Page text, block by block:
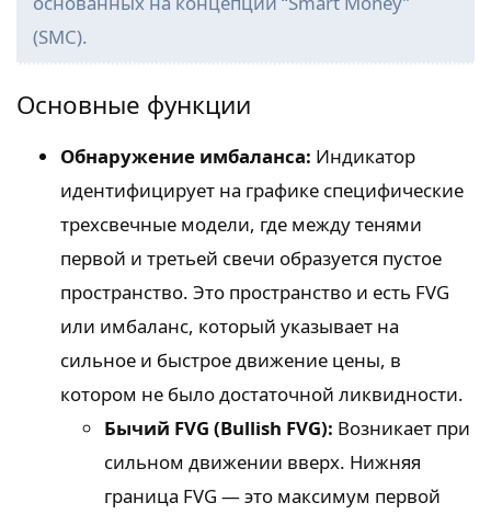
(SMC).
Основные функции
Обнаружение имбаланса: Индикатор
идентифицирует на графике специфические
трехсвечные модели, где между тенями
первой и третьей свечи образуется пустое
пространство. Это пространство и есть FVG
или имбаланс, который указывает на
сильное и быстрое движение цены, в
котором не было достаточной ликвидности.
Бычий FVG (Bullish FVG): Возникает при
сильном движении вверх. Нижняя
граница FVG — это максимум первой